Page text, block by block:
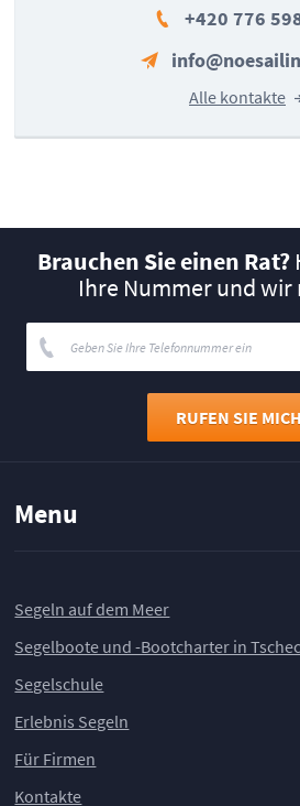
+420 776
Alle kontakte
Brauchen Sie einen Rat?
Ihre Nummer und wir
Menu
Segeln auf dem Meer
Segelboote und -Bootcharter in
Segelschule
Erlebnis Segeln
Für Firmen
Kontakte